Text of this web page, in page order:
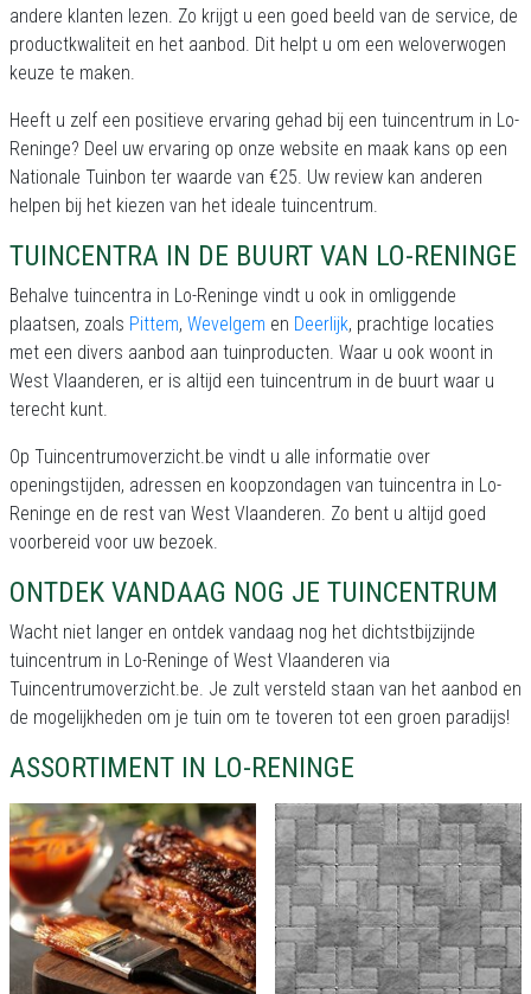
andere klanten lezen. Zo krijgt u een goed beeld van de service, de
productkwaliteit en het aanbod. Dit helpt u om een weloverwogen
keuze te maken.
Heeft u zelf een positieve ervaring gehad bij een tuincentrum in Lo-
Reninge? Deel uw ervaring op onze website en maak kans op een
Nationale Tuinbon ter waarde van €25. Uw review kan anderen
helpen bij het kiezen van het ideale tuincentrum.
TUINCENTRA IN DE BUURT VAN LO-RENINGE
Behalve tuincentra in Lo-Reninge vindt u ook in omliggende
plaatsen, zoals Pittem, Wevelgem en Deerlijk, prachtige locaties
met een divers aanbod aan tuinproducten. Waar u ook woont in
West Vlaanderen, er is altijd een tuincentrum in de buurt waar u
terecht kunt.
Op Tuincentrumoverzicht.be vindt u alle informatie over
openingstijden, adressen en koopzondagen van tuincentra in Lo-
Reninge en de rest van West Vlaanderen. Zo bent u altijd goed
voorbereid voor uw bezoek.
ONTDEK VANDAAG NOG JE TUINCENTRUM
Wacht niet langer en ontdek vandaag nog het dichtstbijzijnde
tuincentrum in Lo-Reninge of West Vlaanderen via
Tuincentrumoverzicht.be. Je zult versteld staan van het aanbod en
de mogelijkheden om je tuin om te toveren tot een groen paradijs!
ASSORTIMENT IN LO-RENINGE